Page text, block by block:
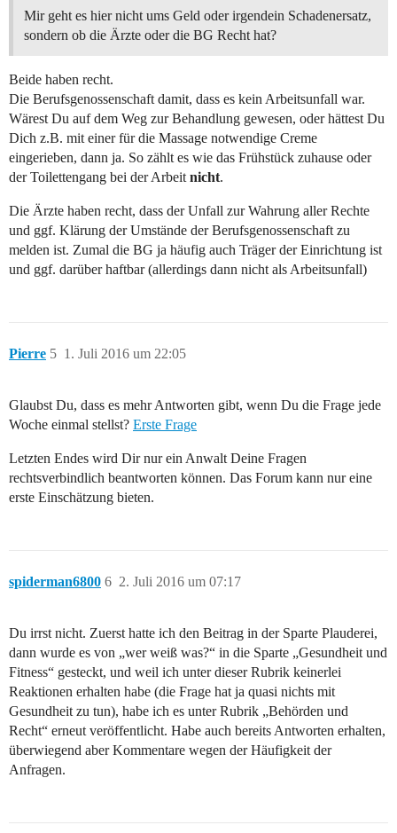
Mir geht es hier nicht ums Geld oder irgendein Schadenersatz,
sondern ob die Ärzte oder die BG Recht hat?
Beide haben recht.
Die Berufsgenossenschaft damit, dass es kein Arbeitsunfall war.
Wärest Du auf dem Weg zur Behandlung gewesen, oder hättest Du
Dich z.B. mit einer für die Massage notwendige Creme
eingerieben, dann ja. So zählt es wie das Frühstück zuhause oder
der Toilettengang bei der Arbeit nicht.
Die Ärzte haben recht, dass der Unfall zur Wahrung aller Rechte
und ggf. Klärung der Umstände der Berufsgenossenschaft zu
melden ist. Zumal die BG ja häufig auch Träger der Einrichtung ist
und ggf. darüber haftbar (allerdings dann nicht als Arbeitsunfall)
Pierre 1. Juli 2016 um 22:05
5
Glaubst Du, dass es mehr Antworten gibt, wenn Du die Frage jede
Woche einmal stellst? Erste Frage
Letzten Endes wird Dir nur ein Anwalt Deine Fragen
rechtsverbindlich beantworten können. Das Forum kann nur eine
erste Einschätzung bieten.
spiderman6800 2. Juli 2016 um 07:17
6
Du irrst nicht. Zuerst hatte ich den Beitrag in der Sparte Plauderei,
dann wurde es von „wer weiß was?“ in die Sparte „Gesundheit und
Fitness“ gesteckt, und weil ich unter dieser Rubrik keinerlei
Reaktionen erhalten habe (die Frage hat ja quasi nichts mit
Gesundheit zu tun), habe ich es unter Rubrik „Behörden und
Recht“ erneut veröffentlicht. Habe auch bereits Antworten erhalten,
überwiegend aber Kommentare wegen der Häufigkeit der
Anfragen.